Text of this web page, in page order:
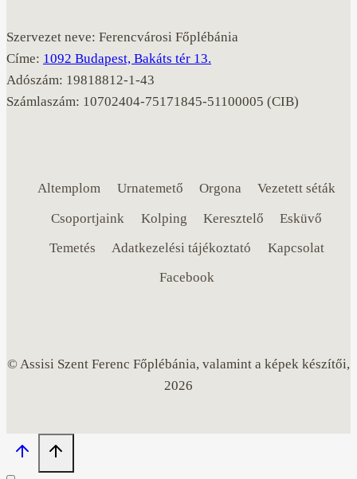
Szervezet neve: Ferencvárosi Főplébánia
Címe: 1092 Budapest, Bakáts tér 13.
Adószám: 19818812-1-43
Számlaszám: 10702404-75171845-51100005 (CIB)
Altemplom Urnatemető Orgona
Vezetett séták
Csoportjaink
Kolping Keresztelő
Esküvő
Temetés
Adatkezelési tájékoztató
Kapcsolat
Facebook
© Assisi Szent Ferenc Főplébánia, valamint a képek készítői,
2026